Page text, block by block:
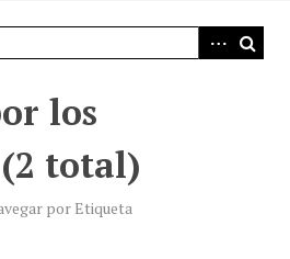
los
total)
por Etiqueta